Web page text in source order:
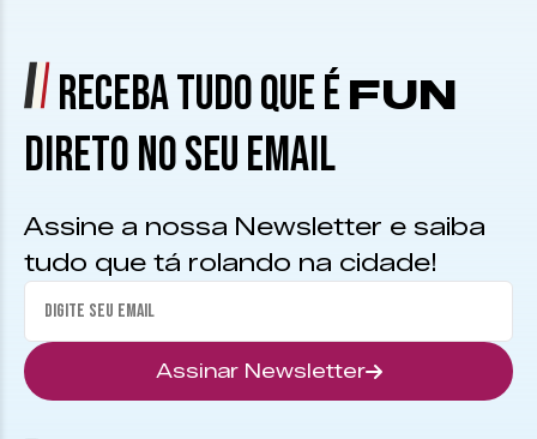
RECEBA TUDO QUE É FUN
DIRETO NO SEU EMAIL
Assine a nossa Newsletter e saiba
tudo que tá rolando na cidade!
Assinar Newsletter